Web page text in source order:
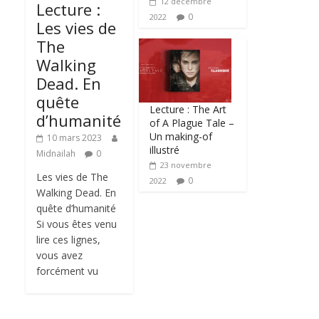
Lecture :
Les vies de
The
Walking
Dead. En
quête
d’humanité
10 mars 2023
Midnailah
0
Les vies de The
Walking Dead. En
quête d’humanité
Si vous êtes venu
lire ces lignes,
vous avez
forcément vu
2022
0
Lecture : The Art
of A Plague Tale –
Un making-of
illustré
23 novembre
2022
0